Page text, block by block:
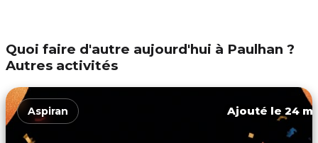
Quoi faire d'autre aujourd'hui à Paulhan ?
Autres activités
Aspiran Ajouté le 24